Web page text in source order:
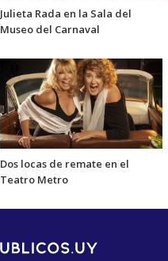
Julieta Rada en la Sala del
Museo del Carnaval
Dos locas de remate en el
Teatro Metro